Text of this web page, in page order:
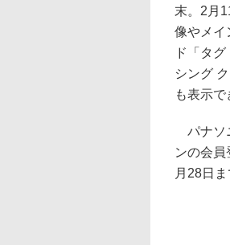
末。2月
像やメイ
ド「タ
シング
も表示で
パナソ
ンの会
月28日ま